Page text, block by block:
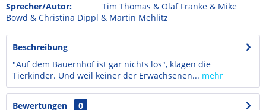
Sprecher/Autor:
Tim Thomas & Olaf Franke & Mike
Bowd & Christina Dippl & Martin Mehlitz
Beschreibung
"Auf dem Bauernhof ist gar nichts los", klagen die
Tierkinder. Und weil keiner der Erwachsenen... mehr
Bewertungen
0